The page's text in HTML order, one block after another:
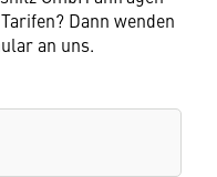
Dann wenden
an uns.